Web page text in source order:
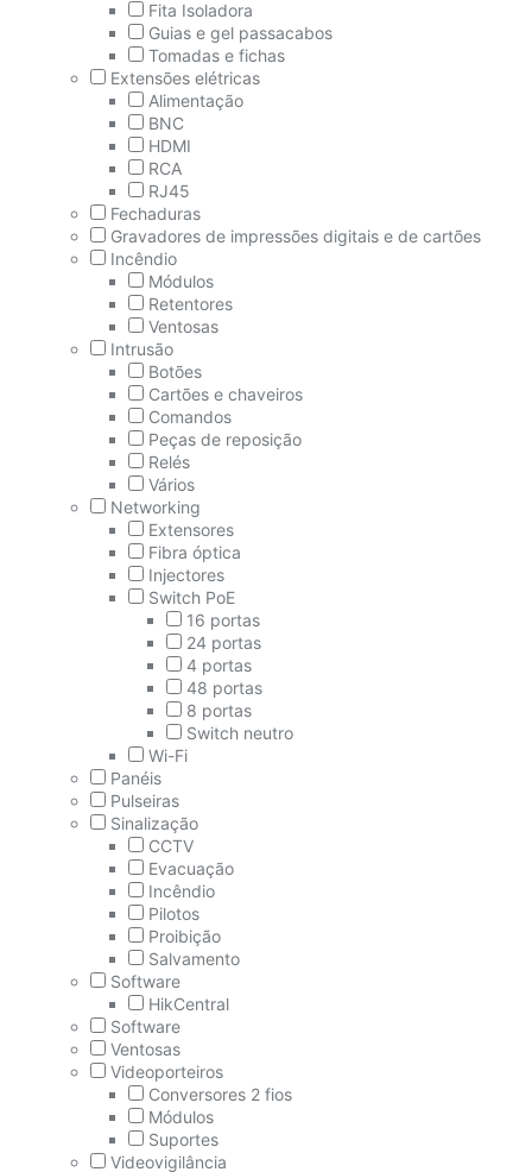
Fita Isoladora
Guias e gel passacabos
Tomadas e fichas
Extensões elétricas
Alimentação
BNC
HDMI
RCA
RJ45
Fechaduras
Gravadores de impressões digitais e de cartões
Incêndio
Módulos
Retentores
Ventosas
Intrusão
Botões
Cartões e chaveiros
Comandos
Peças de reposição
Relés
Vários
Networking
Extensores
Fibra óptica
Injectores
Switch PoE
16 portas
24 portas
4 portas
48 portas
8 portas
Switch neutro
Wi-Fi
Panéis
Pulseiras
Sinalização
CCTV
Evacuação
Incêndio
Pilotos
Proibição
Salvamento
Software
HikCentral
Software
Ventosas
Videoporteiros
Conversores 2 fios
Módulos
Suportes
Videovigilância